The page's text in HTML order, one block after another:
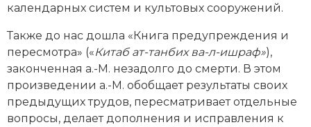
календарных систем и культовых сооружений.
Также до нас дошла «Книга предупреждения и
пересмотра» («Китаб ат-танбих ва-л-ишраф»),
законченная а.-М. незадолго до смерти. В этом
произведении а.-М. обобщает результаты своих
предыдущих трудов, пересматривает отдельные
вопросы, делает дополнения и исправления к